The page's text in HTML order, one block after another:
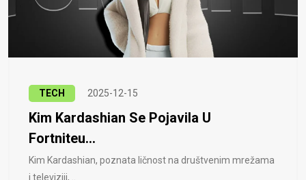
TECH 2025-12-15
Kim Kardashian Se Pojavila U
Fortniteu...
Kim Kardashian, poznata ličnost na društvenim mrežama
i televiziji, ..